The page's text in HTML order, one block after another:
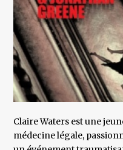
Claire Waters est une
médecine légale,